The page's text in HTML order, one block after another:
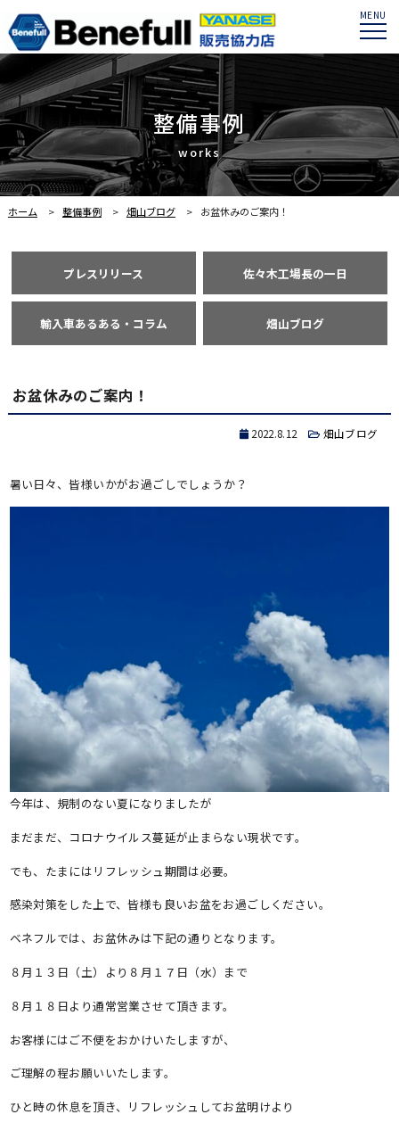
MENU
整備事例
ホーム 整備事例 畑山ブログ お盆休みのご案内！
プレスリリース 佐々木工場長の一日
輸入車あるある・コラム 畑山ブログ
お盆休みのご案内！
2022.8.12 畑山ブログ
暑い日々、皆様いかがお過ごしでしょうか？
今年は、規制のない夏になりましたが
まだまだ、コロナウイルス蔓延が止まらない現状です。
でも、たまにはリフレッシュ期間は必要。
感染対策をした上で、皆様も良いお盆をお過ごしください。
ベネフルでは、お盆休みは下記の通りとなります。
８月１３日（土）より８月１７日（水）まで
８月１８日より通常営業させて頂きます。
お客様にはご不便をおかけいたしますが、
ご理解の程お願いいたします。
ひと時の休息を頂き、リフレッシュしてお盆明けより